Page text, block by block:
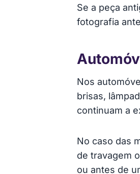
Se a peça
fotografia
Nos
brisas,
continuam a
No caso das
de travagem
ou antes de